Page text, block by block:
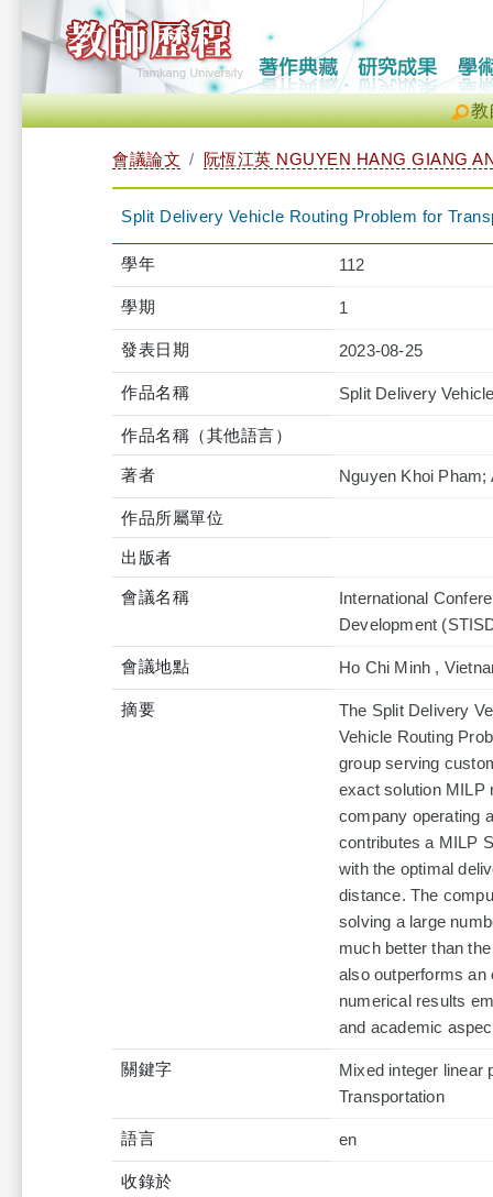
教
會議論文 阮恆江英 NGUYEN HANG GIANG
Split Delivery Vehicle Routing Problem for
學年 112
學期 1
發表日期 2023-08-25
作品名稱 Split Delivery
作品名稱（其他語言）
著者 Nguyen Khoi Pham;
作品所屬單位
出版者
會議名稱
International
Development
會議地點 Ho Chi Minh ,
摘要
The Split Delivery
Vehicle Routing
group serving
exact solution MILP
company operating
contributes a MILP
with the optimal
distance. The
solving a large
much better than
also outperforms an
numerical results
and academic
關鍵字
Mixed integer linear
Transportation
語言 en
收錄於